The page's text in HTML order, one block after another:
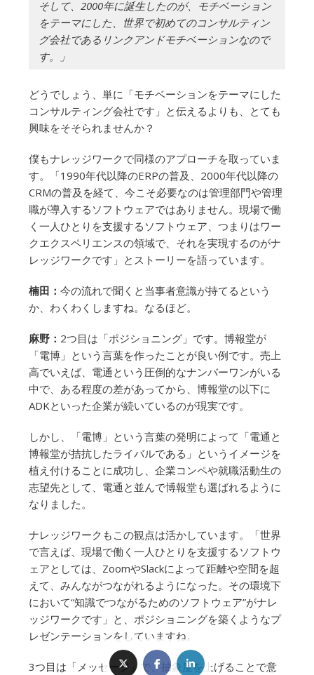
そして、2000年に誕生したのが、モチベーション
をテーマにした、世界で初めてのコンサルティン
グ会社であるリンクアンドモチベーションなので
す。」
どうでしょう、単に「モチベーションをテーマにした
コンサルティング会社です」と伝えるよりも、とても
興味をそそられませんか？
僕もナレッジワークで同様のアプローチを取っていま
す。「1990年代以降のERPの普及、2000年代以降の
CRMの普及を経て、今こそ必要なのは管理部門や管理
職が導入するソフトウェアではありません。現場で働
く一人ひとりを支援するソフトウェア、つまりはワー
クエクスペリエンスの領域で、それを実現するのがナ
レッジワークです」とストーリーを語っています。
楠田： 今の流れで聞くと当事者意識が持てるという
か、わくわくしますね。なるほど。
麻野： 2つ目は「ポジショニング」です。博報堂が
「電博」という言葉を作ったことが良い例です。売上
高でいえば、電通という圧倒的なナンバーワンがいる
中で、ある程度の差があってから、博報堂の以下に
ADKといった企業が続いているのが現実です。
しかし、「電博」という言葉の発明によって「電通と
博報堂が拮抗したライバルである」というイメージを
植え付けることに成功し、企業コンペや就職活動生の
志望先として、電通と並んで博報堂も選ばれるように
なりました。
ナレッジワークもこの観点は活かしています。「世界
で言えば、現場で働く一人ひとりを支援するソフトウ
ェアとしては、ZoomやSlackによって距離や空間を超
えて、みんながつながれるようになった。その環境下
において“知識でつながるためのソフトウェア”がナレ
ッジワークです」と、ポジショニングを築くようなプ
レゼンテーションをしていますね。
3つ目は「メッセージ」で、抽象度を上げることで意